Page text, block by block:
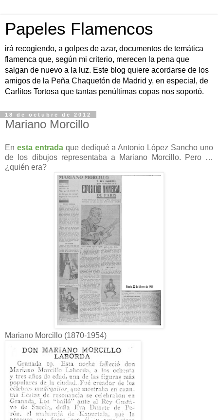
Papeles Flamencos
irá recogiendo, a golpes de azar, documentos de temática
flamenca que, según mi criterio, merecen la pena que
salgan de nuevo a la luz. Este blog quiere acordarse de los
amigos de la Peña Chaquetón de Madrid y, en especial, de
Carlitos Tortosa que tantas penúltimas copas nos soportó.
18 de octubre de 2012
Mariano Morcillo
En esta entradaque dediqué a Antonio López Sancho uno
de los dibujos representaba a Mariano Morcillo. Pero …
¿quién era?
Mariano Morcillo (1870-1954)